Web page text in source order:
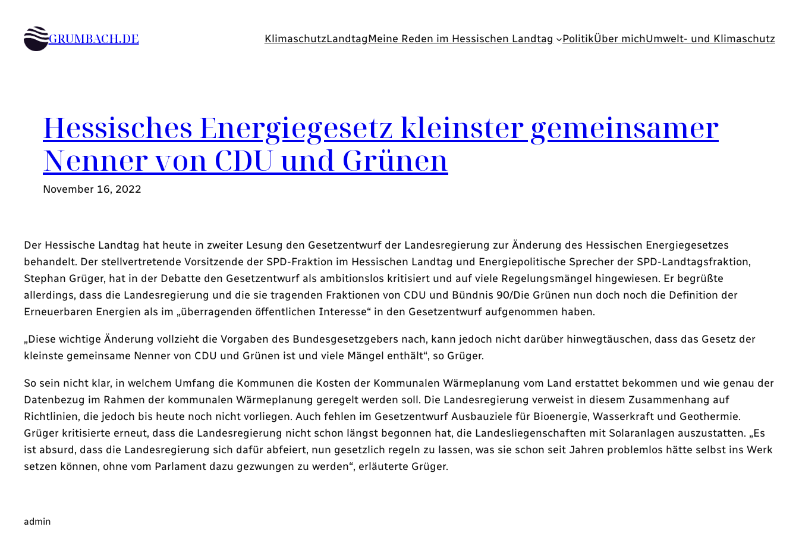
Inhalt
springenGRUMBACH.DE KlimaschutzLandtagMeine Reden im Hessischen Landtag PolitikÜber michUmwelt- und Klimaschutz
Hessisches Energiegesetz kleinster gemeinsamer
Nenner von CDU und Grünen
November 16, 2022
Der Hessische Landtag hat heute in zweiter Lesung den Gesetzentwurf der Landesregierung zur Änderung des Hessischen Energiegesetzes
behandelt. Der stellvertretende Vorsitzende der SPD-Fraktion im Hessischen Landtag und Energiepolitische Sprecher der SPD-Landtagsfraktion,
Stephan Grüger, hat in der Debatte den Gesetzentwurf als ambitionslos kritisiert und auf viele Regelungsmängel hingewiesen. Er begrüßte
allerdings, dass die Landesregierung und die sie tragenden Fraktionen von CDU und Bündnis 90/Die Grünen nun doch noch die Definition der
Erneuerbaren Energien als im „überragenden öffentlichen Interesse“ in den Gesetzentwurf aufgenommen haben.
„Diese wichtige Änderung vollzieht die Vorgaben des Bundesgesetzgebers nach, kann jedoch nicht darüber hinwegtäuschen, dass das Gesetz der
kleinste gemeinsame Nenner von CDU und Grünen ist und viele Mängel enthält“, so Grüger.
So sein nicht klar, in welchem Umfang die Kommunen die Kosten der Kommunalen Wärmeplanung vom Land erstattet bekommen und wie genau der
Datenbezug im Rahmen der kommunalen Wärmeplanung geregelt werden soll. Die Landesregierung verweist in diesem Zusammenhang auf
Richtlinien, die jedoch bis heute noch nicht vorliegen. Auch fehlen im Gesetzentwurf Ausbauziele für Bioenergie, Wasserkraft und Geothermie.
Grüger kritisierte erneut, dass die Landesregierung nicht schon längst begonnen hat, die Landesliegenschaften mit Solaranlagen auszustatten. „Es
ist absurd, dass die Landesregierung sich dafür abfeiert, nun gesetzlich regeln zu lassen, was sie schon seit Jahren problemlos hätte selbst ins Werk
setzen können, ohne vom Parlament dazu gezwungen zu werden“, erläuterte Grüger.
admin